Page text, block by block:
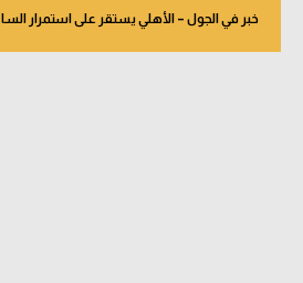
خبر في الجول – الأهلي يستقر على استمرار